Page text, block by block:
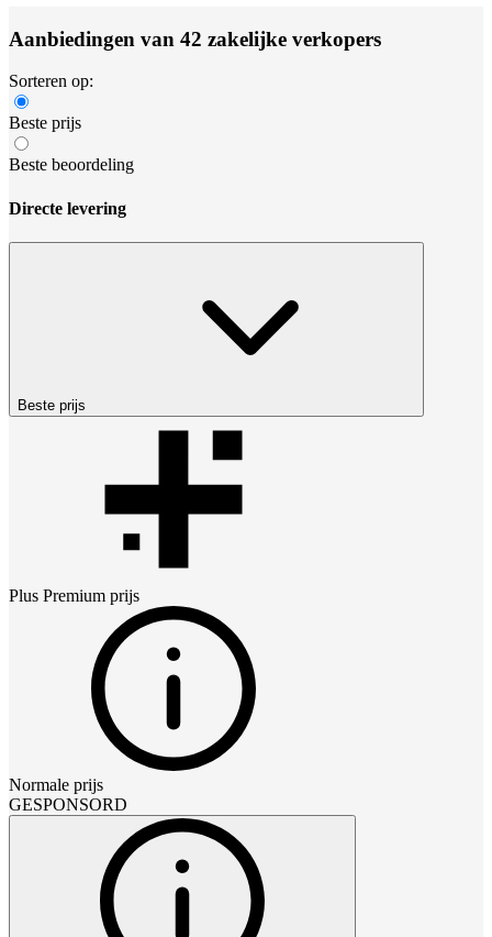
Aanbiedingen van 42 zakelijke verkopers
Sorteren op:
Beste prijs
Beste beoordeling
Directe levering
Beste prijs
Plus Premium prijs
Normale prijs
GESPONSORD